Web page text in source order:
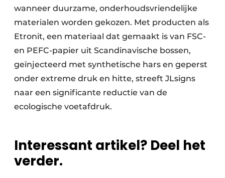
wanneer duurzame, onderhoudsvriendelijke
materialen worden gekozen. Met producten als
Etronit, een materiaal dat gemaakt is van FSC-
en PEFC-papier uit Scandinavische bossen,
geïnjecteerd met synthetische hars en geperst
onder extreme druk en hitte, streeft JLsigns
naar een significante reductie van de
ecologische voetafdruk.
Interessant artikel? Deel het
verder.